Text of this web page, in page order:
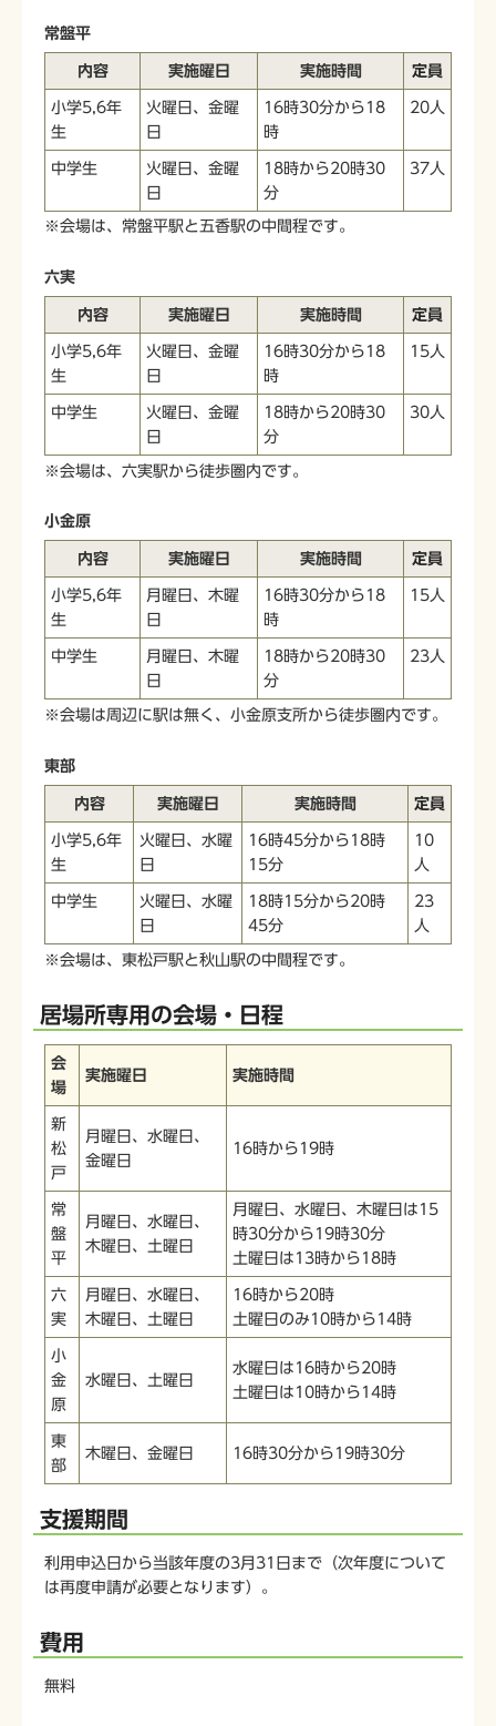
常盤平
内容 実施曜日 実施時間 定員
小学5,6年
生
火曜日、金曜
日
16時30分から18
時
20人
中学生
火曜日、金曜
日
18時から20時30
分
37人
※会場は、常盤平駅と五香駅の中間程です。
六実
内容 実施曜日 実施時間 定員
小学5,6年
生
火曜日、金曜
日
16時30分から18
時
15人
中学生
火曜日、金曜
日
18時から20時30
分
30人
※会場は、六実駅から徒歩圏内です。
小金原
内容 実施曜日 実施時間 定員
小学5,6年
生
月曜日、木曜
日
16時30分から18
時
15人
中学生
月曜日、木曜
日
18時から20時30
分
23人
※会場は周辺に駅は無く、小金原支所から徒歩圏内です。
東部
内容 実施曜日 実施時間 定員
小学5,6年
生
火曜日、水曜
日
16時45分から18時
15分
10
人
中学生
火曜日、水曜
日
18時15分から20時
45分
23
人
※会場は、東松戸駅と秋山駅の中間程です。
居場所専用の会場・日程
会
場
実施曜日 実施時間
新
松
戸
月曜日、水曜日、
金曜日
16時から19時
常
盤
平
月曜日、水曜日、
木曜日、土曜日
月曜日、水曜日、木曜日は15
時30分から19時30分
土曜日は13時から18時
六
実
月曜日、水曜日、
木曜日、土曜日
16時から20時
土曜日のみ10時から14時
小
金
原
水曜日、土曜日
水曜日は16時から20時
土曜日は10時から14時
東
部
木曜日、金曜日 16時30分から19時30分
支援期間
利用申込日から当該年度の3月31日まで（次年度について
は再度申請が必要となります）。
費用
無料